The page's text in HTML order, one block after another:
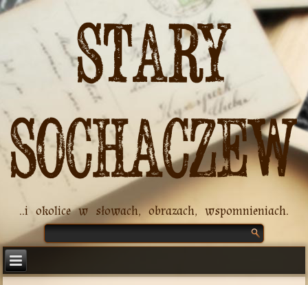
Stary
Sochaczew
..i okolice w słowach, obrazach, wspomnieniach.